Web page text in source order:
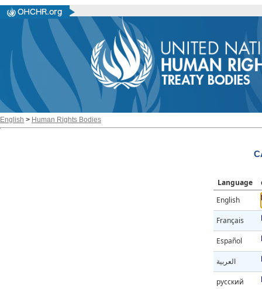
English > Human Rights Bodies
Language
English
Français
Español
العربية
русский